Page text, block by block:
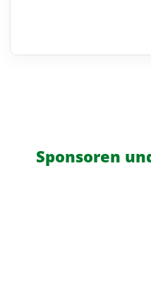
Sponsoren